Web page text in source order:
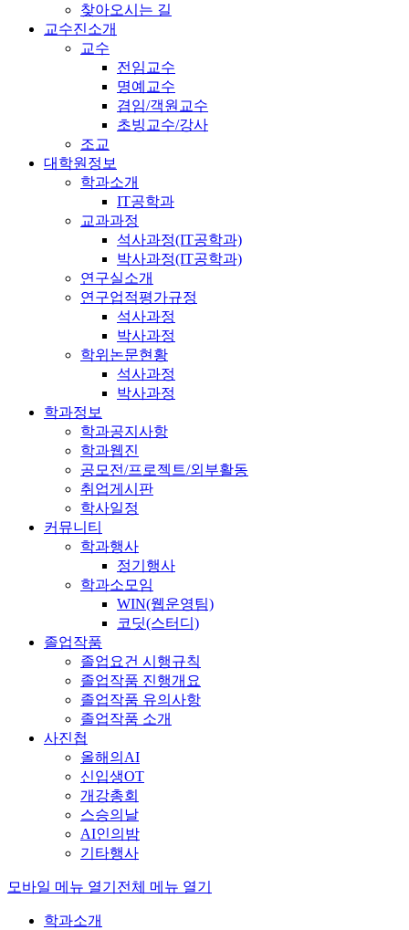
찾아오시는 길
교수진소개
교수
전임교수
명예교수
겸임/객원교수
초빙교수/강사
조교
대학원정보
학과소개
IT공학과
교과과정
석사과정(IT공학과)
박사과정(IT공학과)
연구실소개
연구업적평가규정
석사과정
박사과정
학위논문현황
석사과정
박사과정
학과정보
학과공지사항
학과웹진
공모전/프로젝트/외부활동
취업게시판
학사일정
커뮤니티
학과행사
정기행사
학과소모임
WIN(웹운영팀)
코딧(스터디)
졸업작품
졸업요건 시행규칙
졸업작품 진행개요
졸업작품 유의사항
졸업작품 소개
사진첩
올해의AI
신입생OT
개강총회
스승의날
AI인의밤
기타행사
모바일 메뉴 열기 전체 메뉴 열기
학과소개